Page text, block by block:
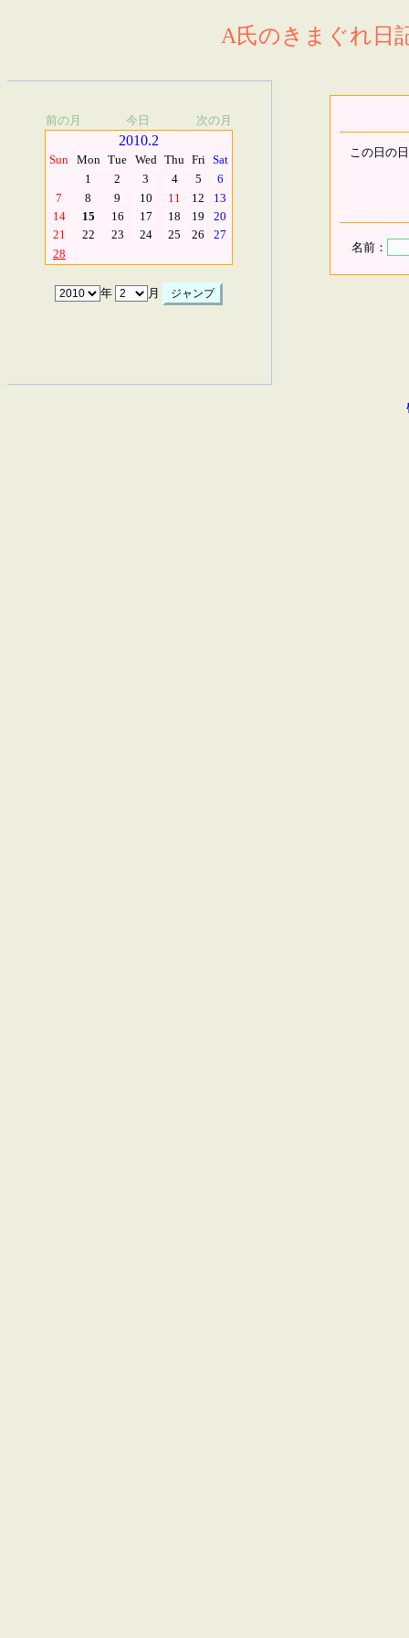
A氏のきまぐれ日
前の月 今日 次の月
2010.2
Sun Mon Tue Wed Thu Fri Sat
1
2 3 4 5
6
7
8 9 10 11 12
13
14
15 16 17 18 19
20
21
22 23 24 25 26
27
28
年 月
この日の
名前：